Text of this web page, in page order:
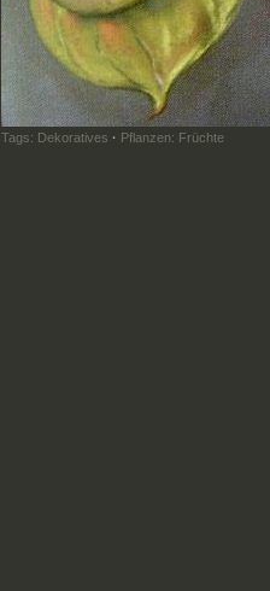
Tags: Dekoratives · Pflanzen: Früchte